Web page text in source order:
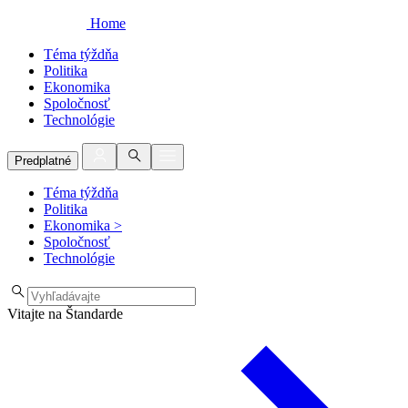
Home
Téma týždňa
Politika
Ekonomika
Spoločnosť
Technológie
Predplatné
Téma týždňa
Politika
Ekonomika >
Spoločnosť
Technológie
Vitajte na Štandarde